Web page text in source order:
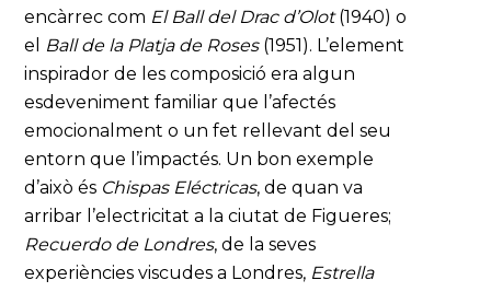
encàrrec com El Ball del Drac d’Olot(1940) o
el Ball de la Platja de Roses(1951). L’element
inspirador de les composició era algun
esdeveniment familiar que l’afectés
emocionalment o un fet rellevant del seu
entorn que l’impactés. Un bon exemple
d’això és Chispas Eléctricas, de quan va
arribar l’electricitat a la ciutat de Figueres;
Recuerdo de Londres, de la seves
experiències viscudes a Londres, Estrella